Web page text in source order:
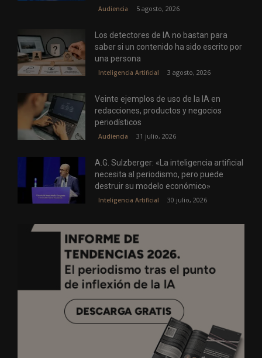
Audiencia 5 agosto, 2026
Los detectores de IA no bastan para
saber si un contenido ha sido escrito por
una persona
Inteligencia Artificial 3 agosto, 2026
Veinte ejemplos de uso de la IA en
redacciones, productos y negocios
periodísticos
Audiencia 31 julio, 2026
A.G. Sulzberger: «La inteligencia artificial
necesita al periodismo, pero puede
destruir su modelo económico»
Inteligencia Artificial 30 julio, 2026